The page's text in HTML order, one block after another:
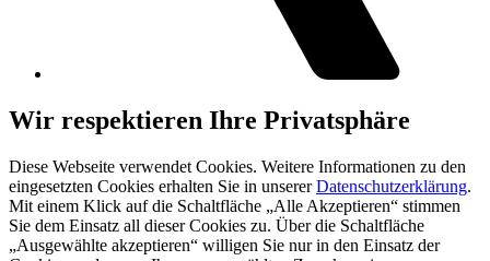
Wir respektieren Ihre Privatsphäre
Diese Webseite verwendet Cookies. Weitere Informationen zu den
eingesetzten Cookies erhalten Sie in unsererDatenschutzerklärung.
Mit einem Klick auf die Schaltfläche „Alle Akzeptieren“ stimmen
Sie dem Einsatz all dieser Cookies zu. Über die Schaltfläche
„Ausgewählte akzeptieren“ willigen Sie nur in den Einsatz der